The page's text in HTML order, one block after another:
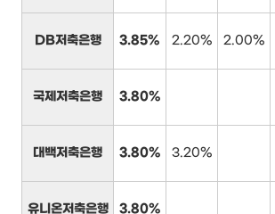
DB저축은행 3.85% 2.20% 2.00%
국제저축은행 3.80%
대백저축은행 3.80% 3.20%
유니온저축은행 3.80%